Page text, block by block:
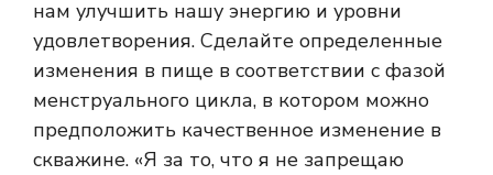
нам улучшить нашу энергию и уровни
удовлетворения. Сделайте определенные
изменения в пище в соответствии с фазой
менструального цикла, в котором можно
предположить качественное изменение в
скважине. «Я за то, что я не запрещаю